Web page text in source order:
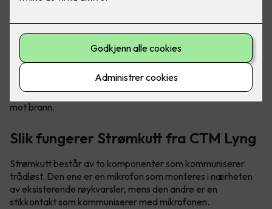
Tryggere og mer brannsikre hjem
Sikkerhetsløsningen kalt «Strømkutt» sørger for å stenge
strømmen til elektriske apparater ved røykutvikling, og det
kan forhindre eller redusere brannskader i boligen din. Det er
en enkel måte for deg å bedre sikre din familie og deg selv
mot brann.
Slik fungerer Strømkutt fra CTM Lyng
Strømkutt består av to komponenter som kommuniserer
trådløst. Den ene er en mikrofon som monteres i nærheten
av eksisterende røykvarsler, mens den andre er en
stikkontakt som kommuniserer med mikrofonen.